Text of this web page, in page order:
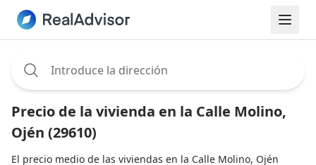
Precio de la vivienda en la Calle Molino,
Ojén (29610)
El precio medio de las viviendas en la Calle Molino, Ojén